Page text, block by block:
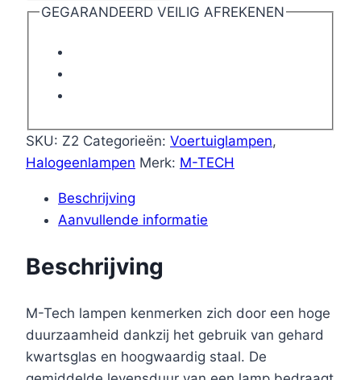
STANDARDline
aantal
GEGARANDEERD VEILIG AFREKENEN
SKU: Z2 Categorieën: Voertuiglampen,
Halogeenlampen Merk: M-TECH
Beschrijving
Aanvullende informatie
Beschrijving
M-Tech lampen kenmerken zich door een hoge
duurzaamheid dankzij het gebruik van gehard
kwartsglas en hoogwaardig staal. De